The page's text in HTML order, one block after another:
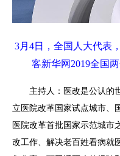
3月4日，全国人大代表
客新华网2019全国
主持人：医改是公认的
立医院改革国家试点城市、
医院改革首批国家示范城市
改工作、解决老百姓看病就